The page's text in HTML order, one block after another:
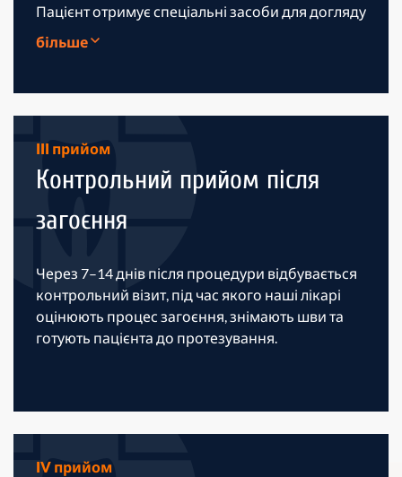
Пацієнт отримує спеціальні засоби для догляду
за ротовою порожниною та детальні
більше
III прийом
Контрольний прийом після
загоєння
Через 7–14 днів після процедури відбувається
контрольний візит, під час якого наші лікарі
оцінюють процес загоєння, знімають шви та
готують пацієнта до протезування.
IV прийом